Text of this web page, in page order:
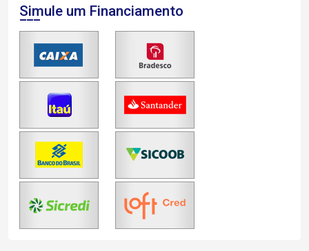
Simule um Financiamento